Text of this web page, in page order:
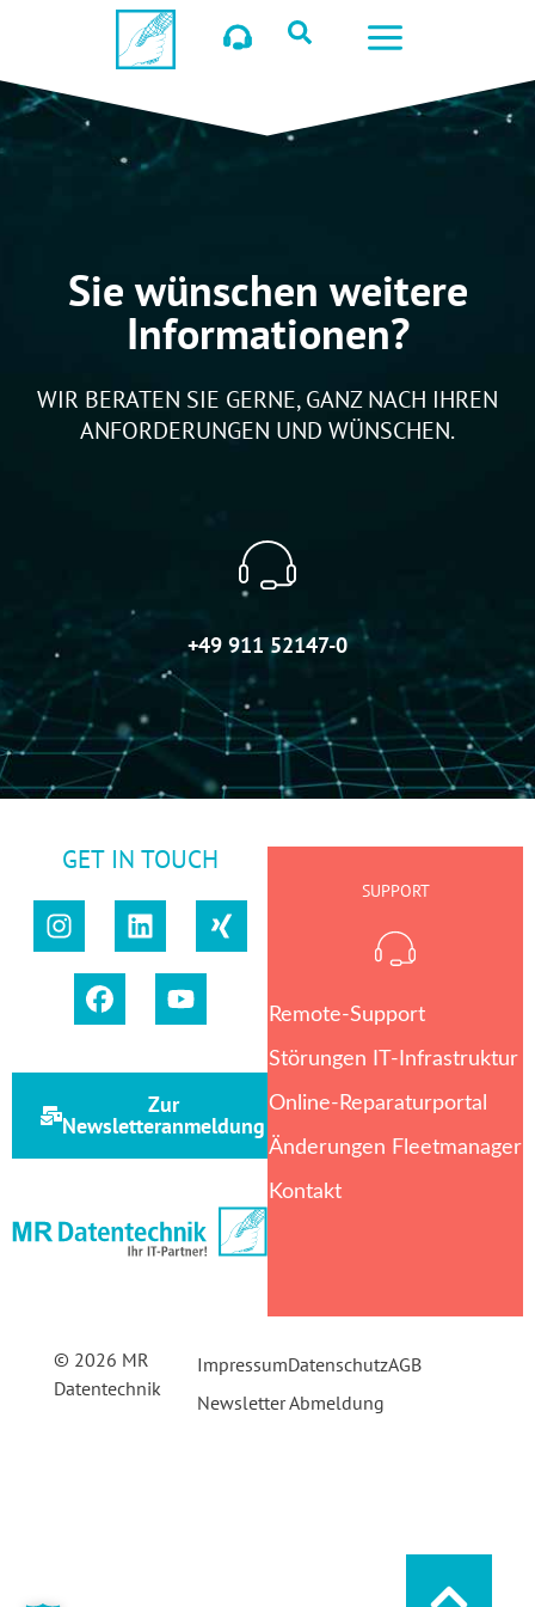
Sie wünschen weitere
Informationen?
WIR BERATEN SIE GERNE, GANZ NACH IHREN
ANFORDERUNGEN UND WÜNSCHEN.
+49 911 52147-0
GET IN TOUCH
Zur
Newsletteranmeldung
SUPPORT
Remote-Support
Störungen IT-Infrastruktur
Online-Reparaturportal
Änderungen Fleetmanager
Kontakt
ImpressumDatenschutzAGB
Newsletter Abmeldung
© 2026 MR
Datentechnik